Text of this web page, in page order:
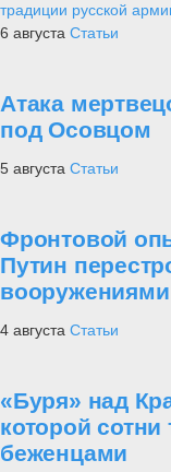
традиции русской
6 августа Статьи
Атака
под Осовцом
5 августа Статьи
Фронтовой
Путин
4 августа Статьи
«Буря» над
которой
беженцами